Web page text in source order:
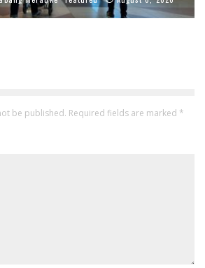
be published. Required fields are marked *